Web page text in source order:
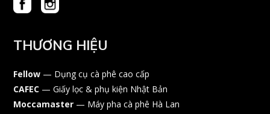
THƯƠNG HIỆU
Fellow — Dụng cụ cà phê cao cấp
CAFEC — Giấy lọc & phụ kiện Nhật Bản
Moccamaster — Máy pha cà phê Hà Lan